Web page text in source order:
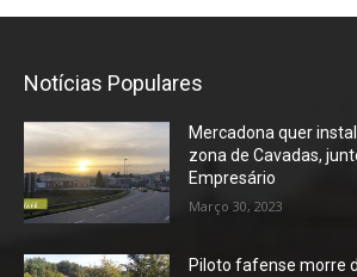
Notícias Populares
Mercadona quer
zona de Cavadas,
Empresário
Março 30, 2023
Piloto fafense morre